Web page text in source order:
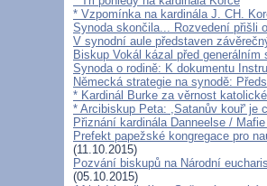
* Vzpomínka na kardinála J. CH.
Synoda skončila... Rozvedení přišli
V synodní aule představen
Biskup Vokál kázal před
Synoda o rodině: K dokumentu
Německá strategie na synodě:
* Kardinál Burke za věrnost
* Arcibiskup Peta: ,Satanův kouř' je
Přiznání kardinála Danneelse /
Prefekt papežské kongregace pro
(11.10.2015)
Pozvání biskupů na Národní
(05.10.2015)